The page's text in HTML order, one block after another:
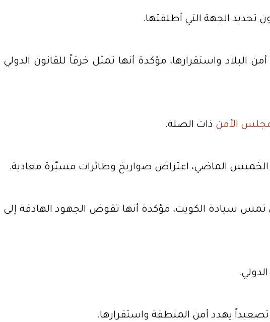
تحديد الجهة التي أطلقتها.
البلاد واستقرارها، مؤكدة أنها تمثل خرقاً للقانون الدولي
الأمن ذات الصلة.
الخميس الماضي، اعتراض صواريخ وطائرات مسيّرة معادية.
تمس سيادة الكويت، مؤكدة أنها تقوض الجهود الهادفة إلى
يهدد أمن المنطقة واستقرارها.